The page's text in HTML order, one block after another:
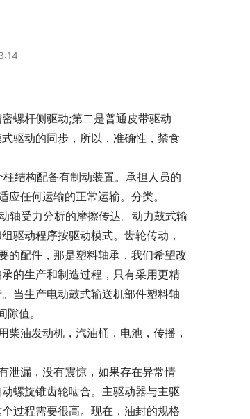
螺杆侧驱动;第二是普通皮带驱动
驱动的同步，所以，准确性，禁食
结构配备有制动装置。承担人员的
任何运输的正常运输。分类。
轴受力分析的摩擦传达。动力鼓式输
驱动程序按驱动模式。齿轮传动，
的配件，那是塑料轴承，我们希望改
的生产和制造过程，只有采用更精
当生产电动鼓式输送机部件塑料轴
值。
油发动机，汽油桶，电池，传播，
泄漏，没有震惊，如果存在异常情
螺旋锥齿轮啮合。主驱动器与主驱
过程需要很高。现在，油封的规格